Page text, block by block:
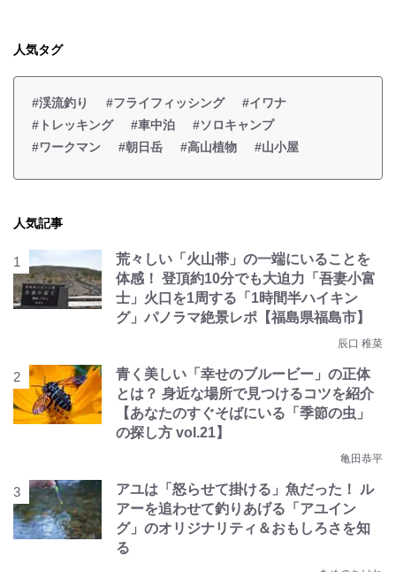
人気タグ
#渓流釣り #フライフィッシング
#イワナ
#トレッキング
#車中泊
#ソロキャンプ
#ワークマン
#朝日岳 #高山植物 #山小屋
人気記事
荒々しい「火山帯」の一端にいることを
体感！ 登頂約10分でも大迫力「吾妻小富
士」火口を1周する「1時間半ハイキン
グ」パノラマ絶景レポ【福島県福島市】
辰口 稚菜
青く美しい「幸せのブルービー」の正体
とは？ 身近な場所で見つけるコツを紹介
【あなたのすぐそばにいる「季節の虫」
の探し方 vol.21】
亀田恭平
アユは「怒らせて掛ける」魚だった！ ル
アーを追わせて釣りあげる「アユイン
グ」のオリジナリティ＆おもしろさを知
る